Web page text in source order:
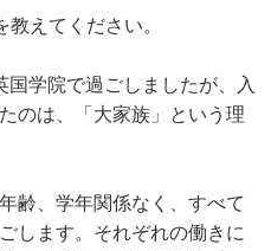
えてください。
学院で過ごしましたが、入
のは、「大家族」という理
齢、学年関係なく、すべて
します。それぞれの働きに